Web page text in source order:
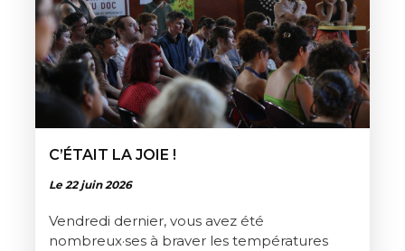
C’ÉTAIT LA JOIE !
Le 22 juin 2026
Vendredi dernier, vous avez été
nombreux·ses à braver les températures